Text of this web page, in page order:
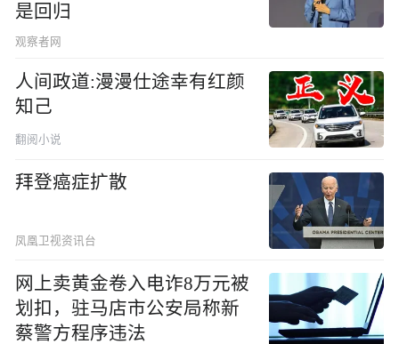
是回归
观察者网
人间政道:漫漫仕途幸有红颜
知己
翻阅小说
拜登癌症扩散
凤凰卫视资讯台
网上卖黄金卷入电诈8万元被
划扣，驻马店市公安局称新
蔡警方程序违法